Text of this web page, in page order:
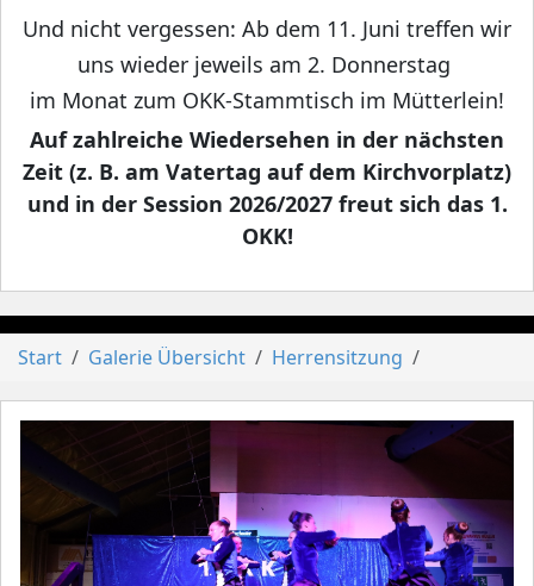
Und nicht vergessen: Ab dem 11. Juni treffen wir
uns wieder jeweils am 2. Donnerstag
im Monat zum OKK-Stammtisch im Mütterlein!
Auf zahlreiche Wiedersehen in der nächsten
Zeit (z. B. am Vatertag auf dem Kirchvorplatz)
und in der Session 2026/2027 freut sich das 1.
OKK!
Start Galerie Übersicht Herrensitzung